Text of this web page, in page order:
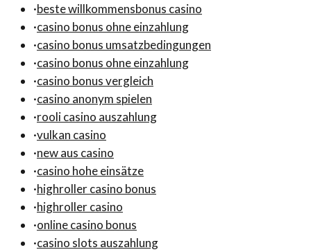
·beste willkommensbonus casino
·casino bonus ohne einzahlung
·casino bonus umsatzbedingungen
·casino bonus ohne einzahlung
·casino bonus vergleich
·casino anonym spielen
·rooli casino auszahlung
·vulkan casino
·new aus casino
·casino hohe einsätze
·highroller casino bonus
·highroller casino
·online casino bonus
·casino slots auszahlung